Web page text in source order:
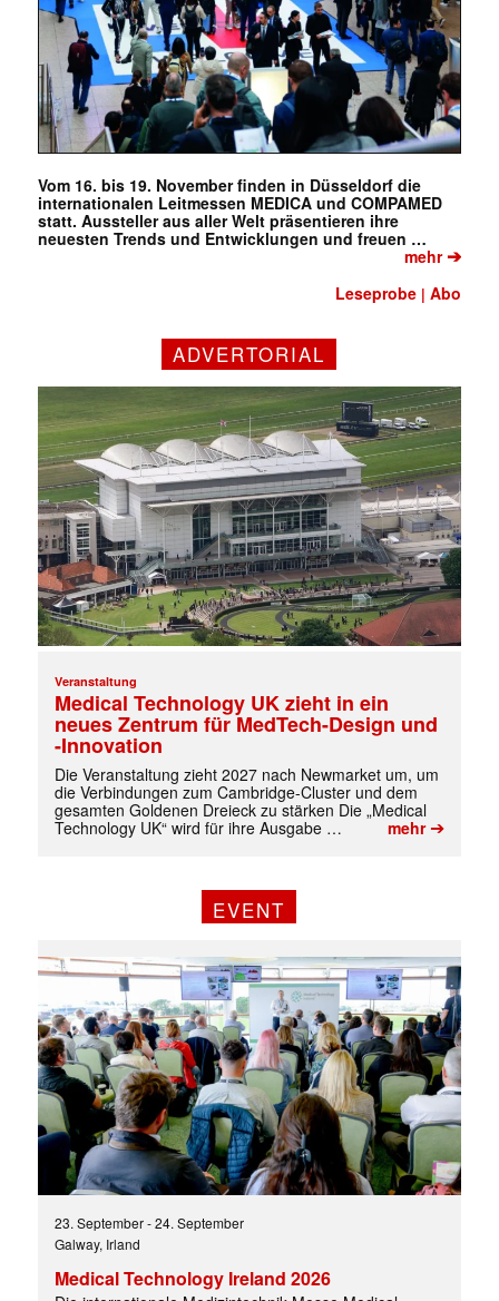
Mit dem |transkript-Newsletter
jede Woche aktuell informiert.
✕
Mail
(erforderlich)
Vom 16. bis 19. November finden in Düsseldorf die
internationalen Leitmessen MEDICA und COMPAMED
statt. Aussteller aus aller Welt präsentieren ihre
neuesten Trends und Entwicklungen und freuen …
mehr➔
Leseprobe |Abo
ADVERTORIAL
Veranstaltung
Medical Technology UK zieht in ein
neues Zentrum für MedTech-Design und
-Innovation
Die Veranstaltung zieht 2027 nach Newmarket um, um
die Verbindungen zum Cambridge-Cluster und dem
gesamten Goldenen Dreieck zu stärken Die „Medical
Technology UK“ wird für ihre Ausgabe …
mehr➔
EVENT
23. September-24. September
Galway, Irland
Medical Technology Ireland 2026